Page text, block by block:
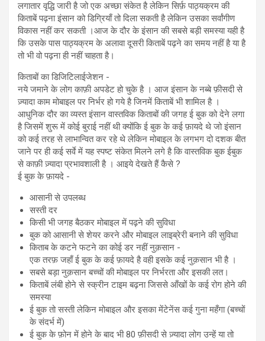
लगातार वृद्धि जारी है जो एक अच्छा संकेत है लेकिन सिर्फ़ पाठ्यक्रम की
किताबें पढ़ना इंसान को डिग्रियाँ तो दिला सकती है लेकिन उसका सर्वांगीण
विकास नहीं कर सकती ।आज के दौर के इंसान की सबसे बड़ी समस्या यही है
कि उसके पास पाठ्यक्रम के अलावा दूसरी किताबें पढ़ने का समय नहीं है या है
तो भी वो पढ़ना ही नहीं चाहता है।
किताबों का डिजिटिलाईजेशन -
नये जमाने के लोग काफ़ी अपडेट हो चुके है । आज इंसान के नब्बे फ़ीसदी से
ज़्यादा काम मोबाइल पर निर्भर हो गये है जिनमें किताबें भी शामिल है ।
आधुनिक दौर का व्यस्त इंसान वास्तविक किताबों की जगह ई बुक को देने लगा
है जिसमें शुरू में कोई बुराई नहीं थी क्योंकि ई बुक के कई फ़ायदे थे जो इंसान
को कई तरह से लाभान्वित कर रहे थे लेकिन मोबाइल के लगभग दो दशक बीत
जाने पर ही कई सर्वे में यह स्पष्ट संकेत मिलने लगे है कि वास्तविक बुक ईबुक
से काफ़ी ज़्यादा प्रभावशाली है । आइये देखते हैं कैसे ?
ई बुक के फ़ायदे -
आसानी से उपलब्ध
⁠सस्ती दर
⁠किसी भी जगह बैठकर मोबाइल में पढ़ने की सुविधा
⁠बुक को आसानी से शेयर करने और मोबाइल लाइब्रेरी बनाने की सुविधा
⁠किताब के कटने फटने का कोई डर नहीं ⁠नुक़सान -
एक तरफ़ जहाँ ई बुक के कई फ़ायदे है वही इसके कई नुक़सान भी है ।
सबसे बड़ा नुक़सान बच्चों की मोबाइल पर निर्भरता और इसकी लत।
⁠किताबें लंबी होने से स्क्रीन टाइम बढ़ना जिससे आँखों के कई रोग होने की
समस्या
⁠ई बुक तो सस्ती लेकिन मोबाइल और इसका मेंटेनेंस कई गुना महँगा (बच्चों
के संदर्भ में)
⁠ई बुक के फ़ोन में होने के बाद भी 80 फ़ीसदी से ज़्यादा लोग उन्हें या तो